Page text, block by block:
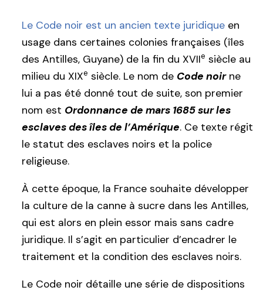
Le Code noir est un ancien texte juridique en
usage dans certaines colonies françaises (îles
des Antilles, Guyane) de la fin du XVIIe siècle au
milieu du XIXe siècle. Le nom de Code noirne
lui a pas été donné tout de suite, son premier
nom est Ordonnance de mars 1685 sur les
esclaves des îles de l’Amérique. Ce texte régit
le statut des esclaves noirs et la police
religieuse.
À cette époque, la France souhaite développer
la culture de la canne à sucre dans les Antilles,
qui est alors en plein essor mais sans cadre
juridique. Il s’agit en particulier d’encadrer le
traitement et la condition des esclaves noirs.
Le Code noir détaille une série de dispositions